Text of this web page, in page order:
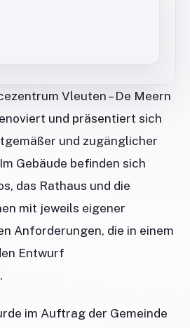
Vleuten – De Meern
und präsentiert sich
und zugänglicher
Gebäude befinden sich
das Rathaus und die
mit jeweils eigener
Anforderungen, die in einem
Entwurf
im Auftrag der Gemeinde